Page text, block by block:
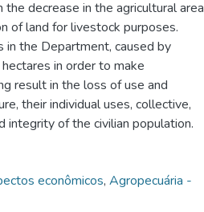
decrease in the agricultural area
of land for livestock purposes.
the Department, caused by
in order to make
result in the loss of use and
their individual uses, collective,
integrity of the civilian population.
econômicos, Agropecuária -